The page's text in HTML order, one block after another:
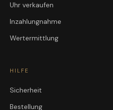
Uhr verkaufen
Inzahlungnahme
Wertermittlung
HILFE
Sicherheit
Bestellung